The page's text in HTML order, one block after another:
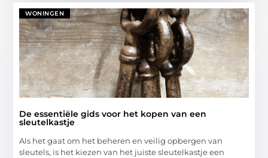
WONINGEN
De essentiële gids voor het kopen van een
sleutelkastje
Als het gaat om het beheren en veilig opbergen van
sleutels, is het kiezen van het juiste sleutelkastje een